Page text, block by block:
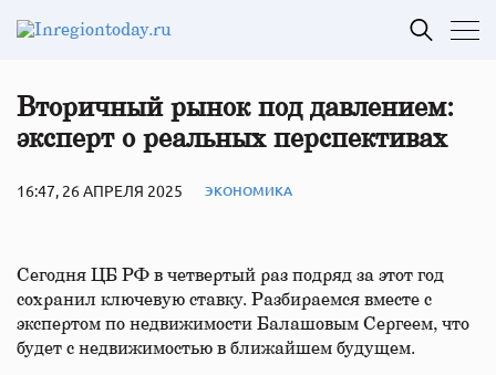
Вторичный рынок под давлением:
эксперт о реальных перспективах
16:47, 26 АПРЕЛЯ 2025 ЭКОНОМИКА
Сегодня ЦБ РФ в четвертый раз подряд за этот год
сохранил ключевую ставку. Разбираемся вместе с
экспертом по недвижимости Балашовым Сергеем, что
будет с недвижимостью в ближайшем будущем.